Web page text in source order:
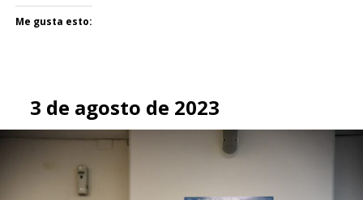
Me gusta esto:
3 de agosto de 2023